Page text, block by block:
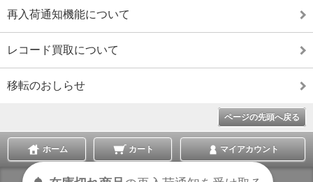
再入荷通知機能について
レコード買取について
移転のおしらせ
ページの先頭へ戻る
ホーム カート マイアカウント